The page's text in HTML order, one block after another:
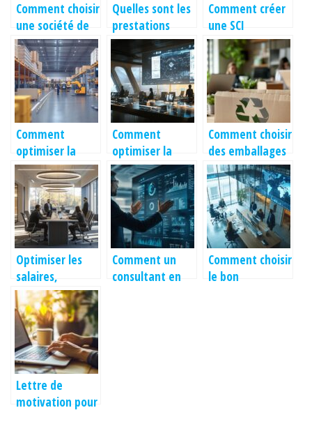
Comment choisir
une société de
sourcing ?
Quelles sont les
prestations
offertes par les
sociétés
fiduciaires ?
Comment créer
une SCI
professionnelle
? Notre guide
Comment
optimiser la
supply chain
pour une
transformation
réussie de votre
entreprise
Comment
optimiser la
gestion de votre
entreprise avec
des ressources
pratiques
Comment choisir
des emballages
éco-
responsables
pour votre
entreprise
Optimiser les
salaires,
rémunération et
avantages : les
secrets d’un
système de
bonus efficace
Comment un
consultant en
Comment choisir
le bon
Lettre de
motivation pour